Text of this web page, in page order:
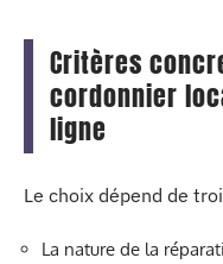
Critères
cordonnier
ligne
Le choix dépend de
La nature de la